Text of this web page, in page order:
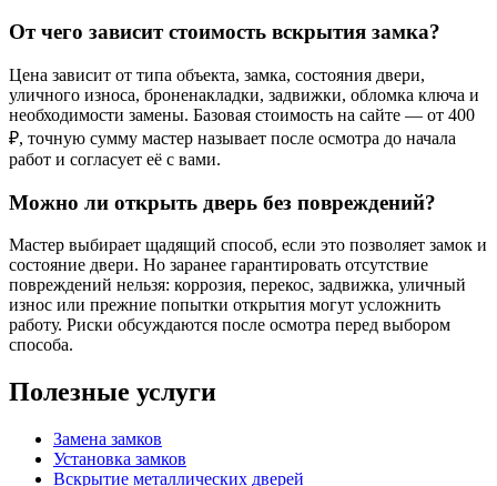
От чего зависит стоимость вскрытия замка?
Цена зависит от типа объекта, замка, состояния двери,
уличного износа, броненакладки, задвижки, обломка ключа и
необходимости замены. Базовая стоимость на сайте — от 400
₽, точную сумму мастер называет после осмотра до начала
работ и согласует её с вами.
Можно ли открыть дверь без повреждений?
Мастер выбирает щадящий способ, если это позволяет замок и
состояние двери. Но заранее гарантировать отсутствие
повреждений нельзя: коррозия, перекос, задвижка, уличный
износ или прежние попытки открытия могут усложнить
работу. Риски обсуждаются после осмотра перед выбором
способа.
Полезные услуги
Замена замков
Установка замков
Вскрытие металлических дверей